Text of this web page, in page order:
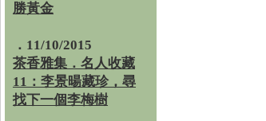
勝黃金
．11/10/2015
茶香雅集．名人收藏
11：李景暘藏珍，尋
找下一個李梅樹